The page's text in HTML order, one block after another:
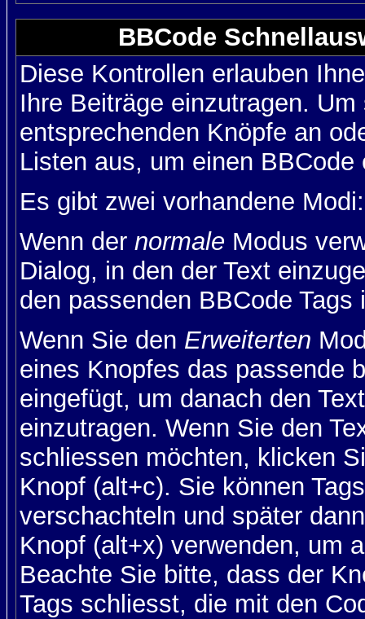
BBCode
Diese Kontrollen erlauben
Ihre Beiträge einzutragen.
entsprechenden Knöpfe an
Listen aus, um einen BBCode
Es gibt zwei vorhandene
Wenn der normale Modus
Dialog, in den der Text
den passenden BBCode
Wenn Sie den Erweiterten
eines Knopfes das passende
eingefügt, um danach den
einzutragen. Wenn Sie den
schliessen möchten, klicken
Knopf (alt+c). Sie können
verschachteln und später
Knopf (alt+x) verwenden, um
Beachte Sie bitte, dass der
Tags schliesst, die mit den